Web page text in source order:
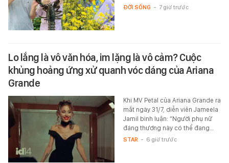
ĐỜI SỐNG - 7 giờ trước
Lo lắng là vô văn hóa, im lặng là vô cảm? Cuộc
khủng hoảng ứng xử quanh vóc dáng của Ariana
Grande
Khi MV Petal của Ariana Grande ra
mắt ngày 31/7, diễn viên Jameela
Jamil bình luận: “Người phụ nữ
đáng thương này có thể đang…
STAR - 6 giờ trước